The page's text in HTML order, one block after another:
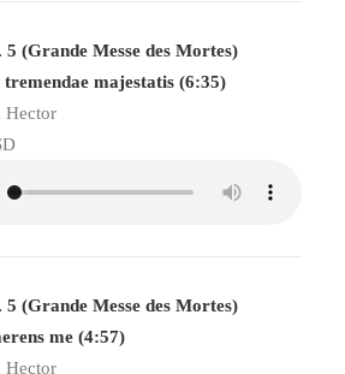
(Grande Messe des Mortes)
majestatis (6:35)
Hector
(Grande Messe des Mortes)
me (4:57)
Hector